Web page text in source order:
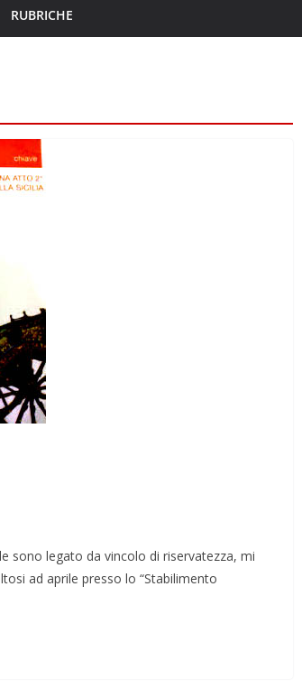
RUBRICHE
sono legato da vincolo di riservatezza, mi
ad aprile presso lo “Stabilimento